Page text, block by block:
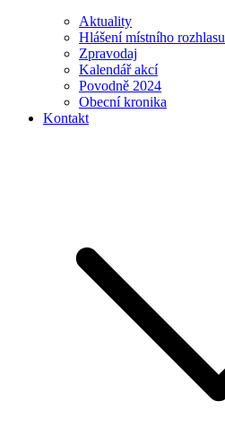
Aktuality
Hlášení místního rozhlasu
Zpravodaj
Kalendář akcí
Povodně 2024
Obecní kronika
Kontakt